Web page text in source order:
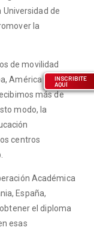
de
la
de movilidad
América del
más de
modo, la
centros
Académica
España,
el diploma
esas
INSCRIBITE
AQUÍ